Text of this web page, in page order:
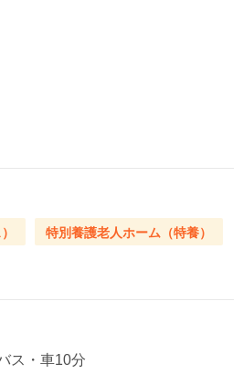
特別養護老人ホーム（特養）
ス・車10分